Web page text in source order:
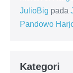
JulioBig pada
Pandowo
Kategori